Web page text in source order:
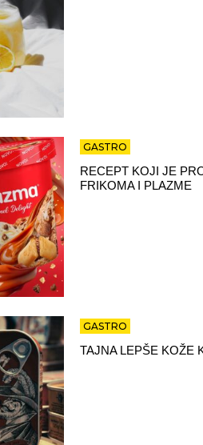
GASTRO
RECEPT KOJI JE
FRIKOMA I PLAZME
GASTRO
TAJNA LEPŠE KOŽE